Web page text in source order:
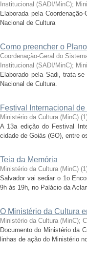
Institucional (SADI/MinC);
Elaborada pela
Nacional de Cultura
Como preencher o
Coordenação-Geral do
Institucional (SADI/MinC);
Elaborado pela Sadi, trata-
Nacional de Cultura.
Festival Internacional de
Ministério da Cultura (MinC) (1
A 13a edição do Festival
cidade de Goiás (GO), entre
Teia da Memória
Ministério da Cultura (MinC) (1
Salvador vai sediar o 1o
9h às 19h, no Palácio da
O Ministério da Cultura
Ministério da Cultura (MinC);
Documento do Ministério da
linhas de ação do Ministério